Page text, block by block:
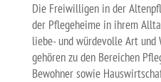
Die Freiwilligen in der
der Pflegeheime in ihrem
liebe- und würdevolle Art und
gehören zu den Bereichen
Bewohner sowie